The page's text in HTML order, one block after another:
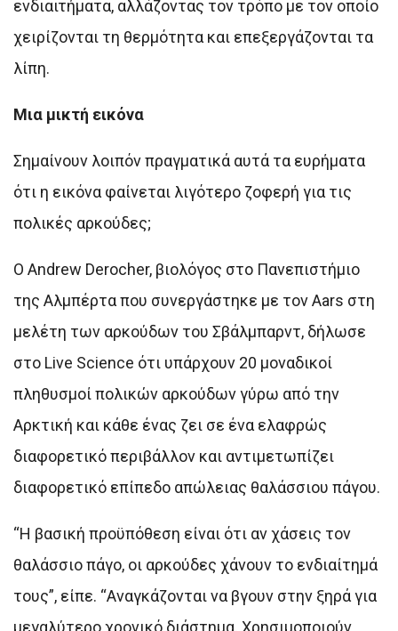
ενδιαιτήματα, αλλάζοντας τον τρόπο με τον οποίο
χειρίζονται τη θερμότητα και επεξεργάζονται τα
λίπη.
Μια μικτή εικόνα
Σημαίνουν λοιπόν πραγματικά αυτά τα ευρήματα
ότι η εικόνα φαίνεται λιγότερο ζοφερή για τις
πολικές αρκούδες;
Ο Andrew Derocher, βιολόγος στο Πανεπιστήμιο
της Αλμπέρτα που συνεργάστηκε με τον Aars στη
μελέτη των αρκούδων του Σβάλμπαρντ, δήλωσε
στο Live Science ότι υπάρχουν 20 μοναδικοί
πληθυσμοί πολικών αρκούδων γύρω από την
Αρκτική και κάθε ένας ζει σε ένα ελαφρώς
διαφορετικό περιβάλλον και αντιμετωπίζει
διαφορετικό επίπεδο απώλειας θαλάσσιου πάγου.
“Η βασική προϋπόθεση είναι ότι αν χάσεις τον
θαλάσσιο πάγο, οι αρκούδες χάνουν το ενδιαίτημά
τους”, είπε. “Αναγκάζονται να βγουν στην ξηρά για
μεγαλύτερο χρονικό διάστημα. Χρησιμοποιούν